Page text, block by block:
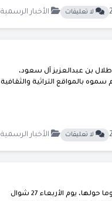
لا تعليقات الأخبار الرسمية
بن عبدالعزيز آل سعود،
سموه بالمواقع التراثية والثقافية
لا تعليقات الأخبار الرسمية
صحيفة النماص اليوم – محمد صالح العمري : اكتست محافظة النماص وما حولها، يوم الأربعاء 27 شوال